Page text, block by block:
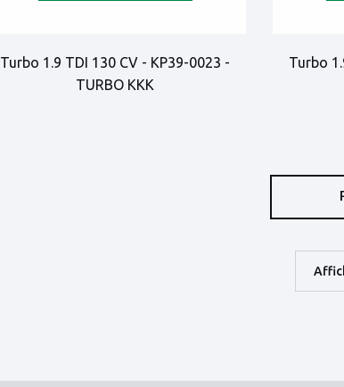
Turbo 1.9 TDI 130 CV - KP39-0023 -
TURBO KKK
Turbo